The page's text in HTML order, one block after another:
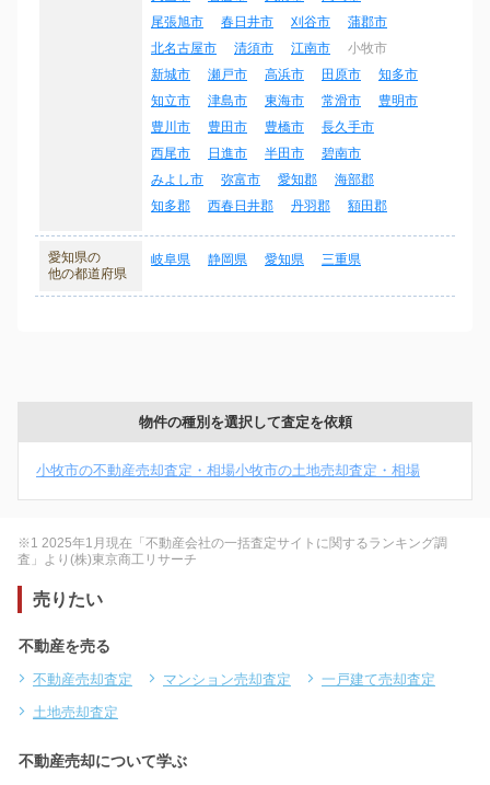
尾張旭市
春日井市 刈谷市
蒲郡市
北名古屋市
清須市 江南市
小牧市
新城市
瀬戸市 高浜市 田原市
知多市
知立市
津島市 東海市 常滑市
豊明市
豊川市
豊田市 豊橋市
長久手市
西尾市
日進市 半田市
碧南市
みよし市
弥富市 愛知郡
海部郡
知多郡
西春日井郡 丹羽郡 額田郡
愛知県の
他の都道府県
岐阜県 静岡県 愛知県 三重県
物件の種別を選択して査定を依頼
小牧市の不動産売却査定・相場小牧市の土地売却査定・相場
※1 2025年1月現在「不動産会社の一括査定サイトに関するランキング調
査」より(株)東京商工リサーチ
売りたい
不動産を売る
不動産売却査定 マンション売却査定
一戸建て売却査定
土地売却査定
不動産売却について学ぶ